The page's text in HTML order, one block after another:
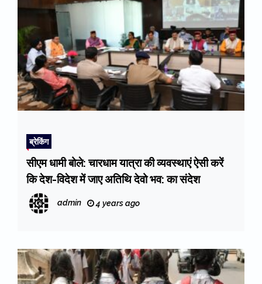
ब्रेकिंग
सीएम धामी बोले: चारधाम यात्रा की व्यवस्थाएं ऐसी करें
कि देश-विदेश में जाए अतिथि देवो भव: का संदेश
admin 4 years ago